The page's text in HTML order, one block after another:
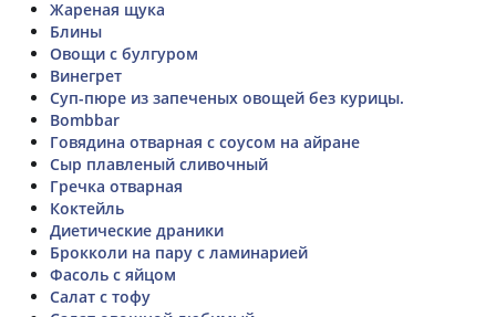
Жареная щука
Блины
Овощи с булгуром
Винегрет
Суп-пюре из запеченых овощей без курицы.
Bombbar
Говядина отварная с соусом на айране
Сыр плавленый сливочный
Гречка отварная
Коктейль
Диетические драники
Брокколи на пару с ламинарией
Фасоль с яйцом
Салат с тофу